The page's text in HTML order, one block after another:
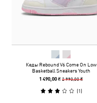
Кеды Rebound V6 Come On Low
Basketball Sneakers Youth
1 490,00 ₴2 990,00 ₴
(1)